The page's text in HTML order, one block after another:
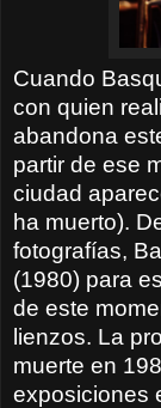
Cuando
con quien
abandona
partir de ese
ciudad
ha muerto).
fotografías,
(1980) para
de este
lienzos. La
muerte en
exposiciones